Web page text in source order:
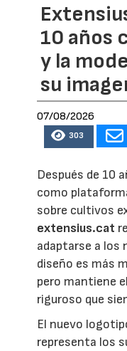
10 años
y la
su
07/08/2026
303
Después de 10
como
sobre cultivos
extensius.cat
adaptarse a los
diseño es más
pero mantiene
riguroso que
El nuevo
representa los